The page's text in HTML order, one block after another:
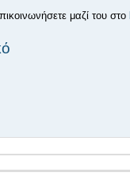
μαζί του στο